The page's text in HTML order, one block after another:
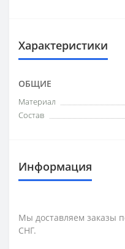
Характеристики
ОБЩИЕ
Материал
Состав
Информация
Мы доставляем заказы
СНГ.